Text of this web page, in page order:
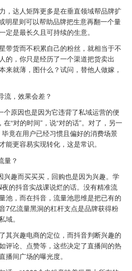
，达人矩阵更多是在垂直领域帮品牌扩
明星则可以帮助品牌把生意再翻一个量
定是最长久且可持续的生意。
带货而不积累自己的粉丝，就相当于不
的，你只是经历了一个渠道把货卖出
来就薄，图什么？试问，替他人做嫁，
流，效果会差？
个原因也是因为它违背了私域运营的便
“对的时间”，说“对的话”。对了，另一
毕竟在用户已经习惯且偏好的消费场景
能更容易实现转化，这是常识。
量？
兴趣而买买买，回购也是因为兴趣。学
的抖音实战课说烂的话。没有精准流
池，而在抖音，流量池思维是把已有的
7亿流量黑洞的杠杆支点是品牌获得粉
。
其兴趣电商的定位，而抖音判断兴趣的
评论、点赞等，这些决定了直播间的热
播间广场的曝光度。